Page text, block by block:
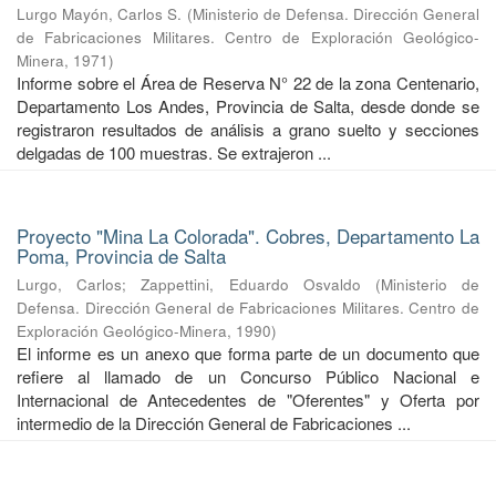
Lurgo Mayón, Carlos S. (Ministerio de Defensa. Dirección General
de Fabricaciones Militares. Centro de Exploración Geológico-
Minera, 1971)
Informe sobre el Área de Reserva N° 22 de la zona Centenario,
Departamento Los Andes, Provincia de Salta, desde donde se
registraron resultados de análisis a grano suelto y secciones
delgadas de 100 muestras. Se extrajeron ...
Proyecto "Mina La Colorada". Cobres, Departamento La
Poma, Provincia de Salta
Lurgo, Carlos;Zappettini, Eduardo Osvaldo (Ministerio de
Defensa. Dirección General de Fabricaciones Militares. Centro de
Exploración Geológico-Minera, 1990)
El informe es un anexo que forma parte de un documento que
refiere al llamado de un Concurso Público Nacional e
Internacional de Antecedentes de "Oferentes" y Oferta por
intermedio de la Dirección General de Fabricaciones ...